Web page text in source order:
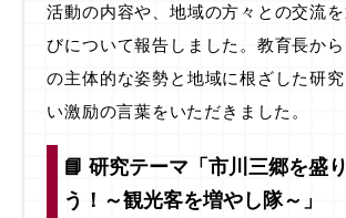
活動の内容や、地域の方々との交流
びについて報告しました。教育長か
の主体的な姿勢と地域に根ざした研
い激励の言葉をいただきました。
📘 研究テーマ「市川三郷を盛
う！～観光客を増やし隊～」